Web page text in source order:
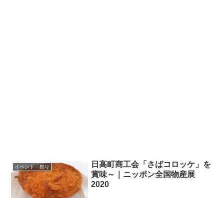
イベント・祭り
日高町商工会「さばコロッケ」を
賞味～｜ニッポン全国物産展
2020